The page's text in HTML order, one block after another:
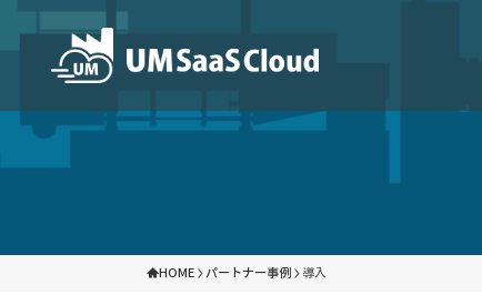
製品
パートナープログラム
UM SaaS Cloudは、各分野で専門性と実績
しています。パートナー企業との協力によ
HOME パートナー事例 導入